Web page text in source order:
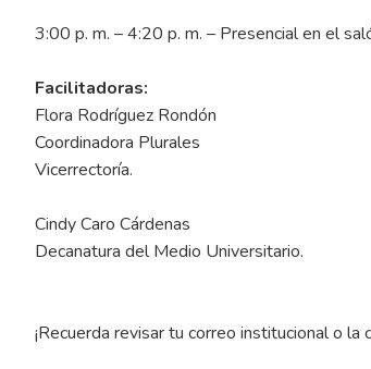
3:00 p. m. – 4:20 p. m. – Presencial en el
Facilitadoras:
Flora Rodríguez Rondón
Coordinadora Plurales
Vicerrectoría.
Cindy Caro Cárdenas
Decanatura del Medio Universitario.
¡Recuerda revisar tu correo institucional o